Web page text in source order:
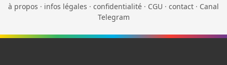
à propos · infos légales · confidentialité · CGU · contact · Canal
Telegram